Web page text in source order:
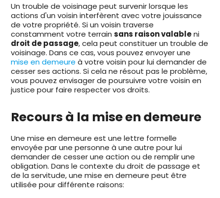
Un trouble de voisinage peut survenir lorsque les
actions d'un voisin interfèrent avec votre jouissance
de votre propriété. Si un voisin traverse
constamment votre terrainsans raison valableni
droit de passage, cela peut constituer un trouble de
voisinage. Dans ce cas, vous pouvez envoyer une
mise en demeure à votre voisin pour lui demander de
cesser ses actions. Si cela ne résout pas le problème,
vous pouvez envisager de poursuivre votre voisin en
justice pour faire respecter vos droits.
Recours à la mise en demeure
Une mise en demeure est une lettre formelle
envoyée par une personne à une autre pour lui
demander de cesser une action ou de remplir une
obligation. Dans le contexte du droit de passage et
de la servitude, une mise en demeure peut être
utilisée pour différente raisons: